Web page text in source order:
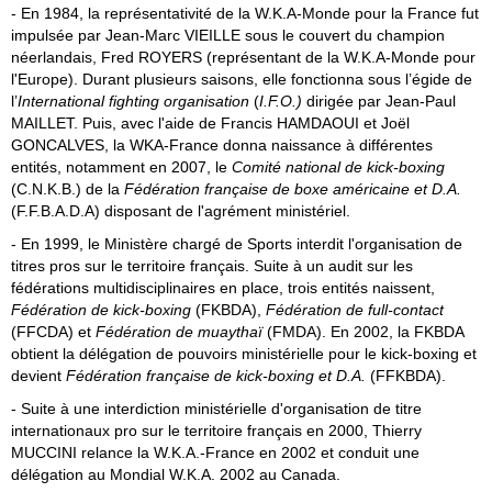
- En 1984, la représentativité de la W.K.A-Monde pour la France fut
impulsée par Jean-Marc VIEILLE sous le couvert du champion
néerlandais, Fred ROYERS (représentant de la W.K.A-Monde pour
l'Europe). Durant plusieurs saisons, elle fonctionna sous l’égide de
l’International fighting organisation (I.F.O.) dirigée par Jean-Paul
MAILLET. Puis, avec l'aide de Francis HAMDAOUI et Joël
GONCALVES, la WKA-France donna naissance à différentes
entités, notamment en 2007, le Comité national de kick-boxing
(C.N.K.B.) de la Fédération française de boxe américaine et D.A.
(F.F.B.A.D.A) disposant de l'agrément ministériel.
- En 1999, le Ministère chargé de Sports interdit l'organisation de
titres pros sur le territoire français. Suite à un audit sur les
fédérations multidisciplinaires en place, trois entités naissent,
Fédération de kick-boxing (FKBDA), Fédération de full-contact
(FFCDA) et Fédération de muaythaï(FMDA). En 2002, la FKBDA
obtient la délégation de pouvoirs ministérielle pour le kick-boxing et
devient Fédération française de kick-boxing et D.A. (FFKBDA).
- Suite à une interdiction ministérielle d'organisation de titre
internationaux pro sur le territoire français en 2000, Thierry
MUCCINI relance la W.K.A.-France en 2002 et conduit une
délégation au Mondial W.K.A. 2002 au Canada.